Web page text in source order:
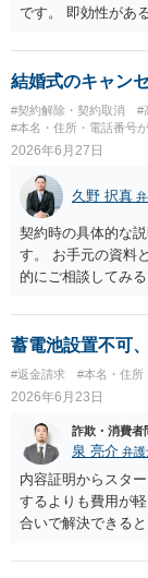
です。 即効性があ
申立に繋がること
て、ご母堂の自宅
結婚式のキャン
#契約解除・契約取消 #
#本名・住所・電話番号
2026年6月27日
久野 択真
契約時の具体的な
す。 お手元の資料
的にご相談してみ
蓄電池設置不可
#返金請求 #本名・住所
2026年6月23日
詐欺・消費者
泉 亮介 弁護
内容証明からスタ
するよりも費用が
合いで解決できる
スもあり，その場